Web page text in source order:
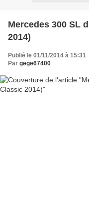
Mercedes 300 SL
2014)
Publié le 01/11/2014 à 15:31
Par gege67400